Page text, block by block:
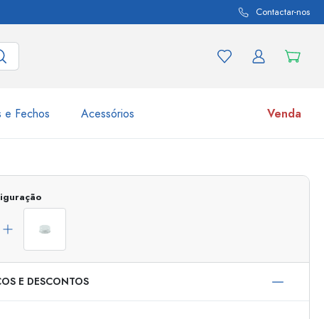
Contactar-nos
e Fechos Acessórios Venda
Frascos
E DESCONTOS